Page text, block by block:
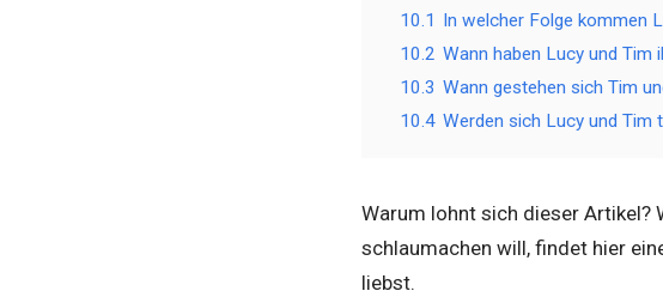
10.1 In welcher Folge kommen
10.2 Wann haben Lucy und Tim
10.3 Wann gestehen sich Tim
10.4 Werden sich Lucy und Tim
Warum lohnt sich dieser Artikel?
schlaumachen will, findet hier
liebst.